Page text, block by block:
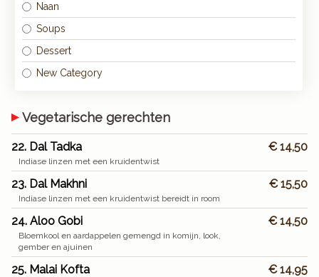
Naan
Soups
Dessert
New Category
Vegetarische gerechten
22. Dal Tadka
Indiase linzen met een kruidentwist
€ 14,50
23. Dal Makhni
Indiase linzen met een kruidentwist bereidt in room
€ 15,50
24. Aloo Gobi
Bloemkool en aardappelen gemengd in komijn, look,
gember en ajuinen
€ 14,50
25. Malai Kofta € 14,95